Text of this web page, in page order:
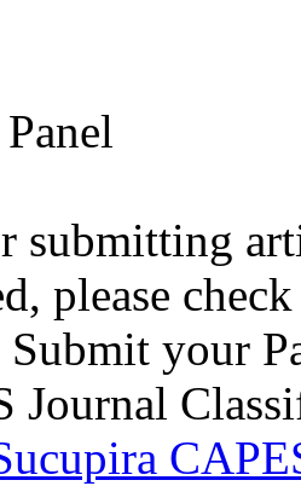
submitting
please
your
Journal